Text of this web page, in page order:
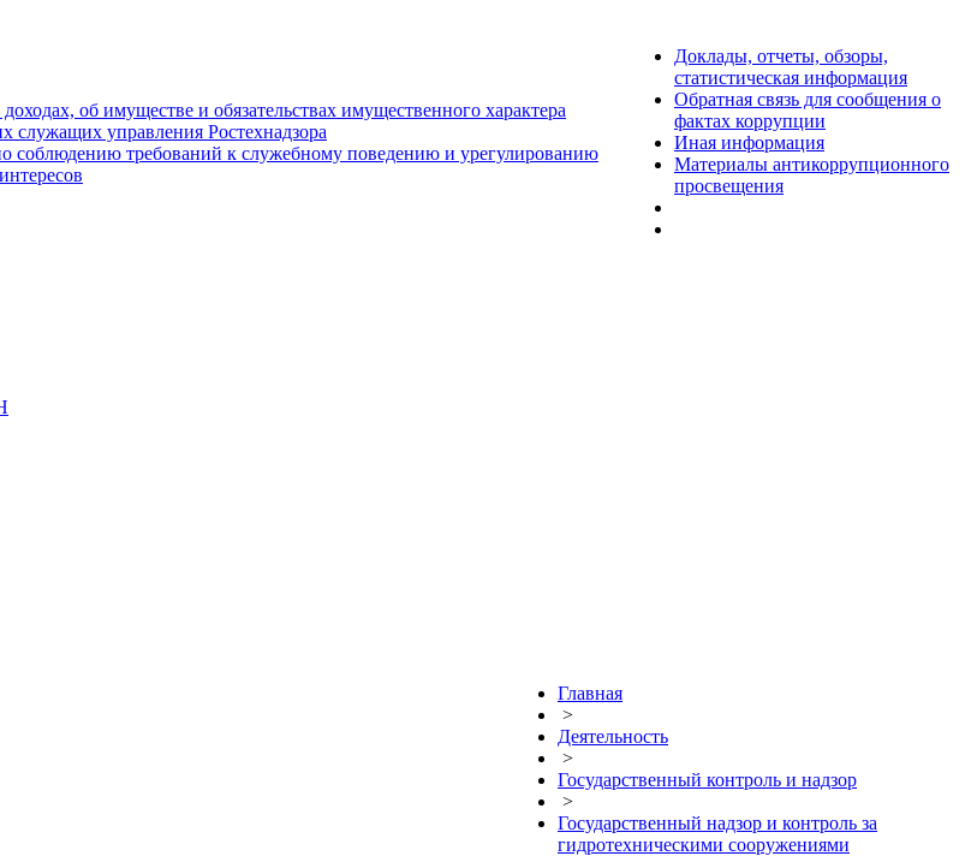
об имуществе и обязательствах имущественного характера
служащих управления Ростехнадзора
соблюдению требований к служебному поведению и урегулированию
Доклады, отчеты, обзоры,
статистическая информация
Обратная связь для сообщения о
фактах коррупции
Иная информация
Материалы антикоррупционного
просвещения
Главная
>
Деятельность
>
Государственный контроль и надзор
>
Государственный надзор и контроль за
гидротехническими сооружениями